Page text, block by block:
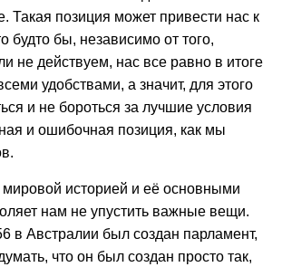
Такая позиция может привести нас к
будто бы, независимо от того,
не действуем, нас все равно в итоге
удобствами, а значит, для этого
и не бороться за лучшие условия
и ошибочная позиция, как мы
историей и её основными
нам не упустить важные вещи.
в Австралии был создан парламент,
что он был создан просто так,